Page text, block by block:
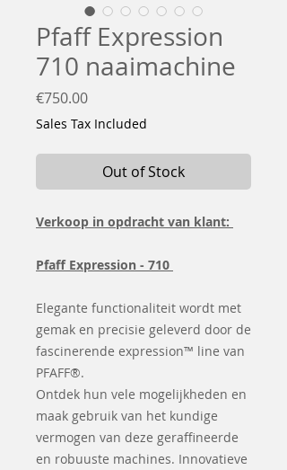
Pfaff Expression
710 naaimachine
€750.00Price
Sales Tax Included
Out of Stock
Verkoop in opdracht van klant:
Pfaff Expression - 710
Elegante functionaliteit wordt met
gemak en precisie geleverd door de
fascinerende expression™ line van
PFAFF®.
Ontdek hun vele mogelijkheden en
maak gebruik van het kundige
vermogen van deze geraffineerde
en robuuste machines. Innovatieve